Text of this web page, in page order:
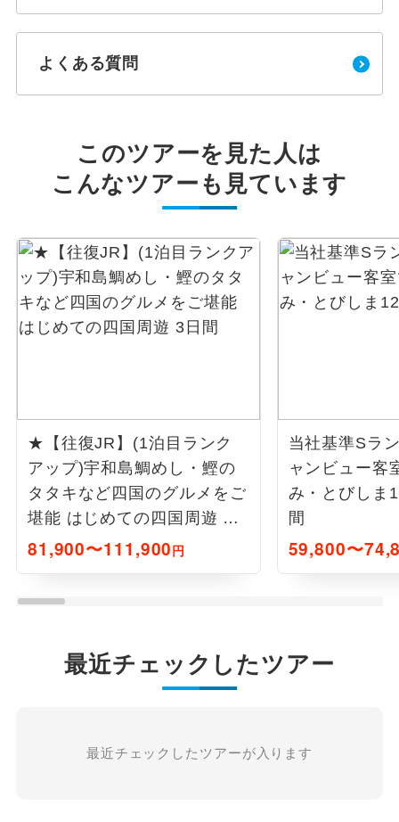
よくある質問
このツアーを見た人は
こんなツアーも見ています
★【往復JR】(1泊目ランク
アップ)宇和島鯛めし・鰹の
タタキなど四国のグルメをご
堪能 はじめての四国周遊 3
日間
81,900〜111,900円
当社基準Sラ
ャンビュー客
み・とびしま
間
59,800〜
最近チェックしたツアー
最近チェックしたツアーが入ります